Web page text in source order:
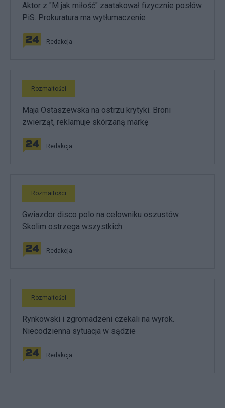
Aktor z "M jak miłość" zaatakował fizycznie posłów
PiS. Prokuratura ma wytłumaczenie
Redakcja
Rozmaitości
Maja Ostaszewska na ostrzu krytyki. Broni
zwierząt, reklamuje skórzaną markę
Redakcja
Rozmaitości
Gwiazdor disco polo na celowniku oszustów.
Skolim ostrzega wszystkich
Redakcja
Rozmaitości
Rynkowski i zgromadzeni czekali na wyrok.
Niecodzienna sytuacja w sądzie
Redakcja